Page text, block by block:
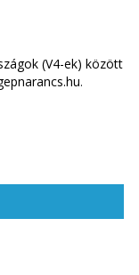
(V4-ek) között
.